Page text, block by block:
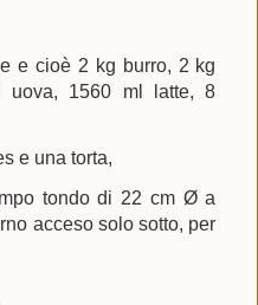
e cioè 2 kg burro, 2 kg
uova, 1560 ml latte, 8
e una torta,
tondo di 22 cm Ø a
acceso solo sotto, per